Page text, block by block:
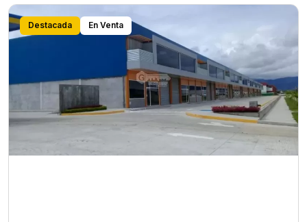
Destacada En Venta